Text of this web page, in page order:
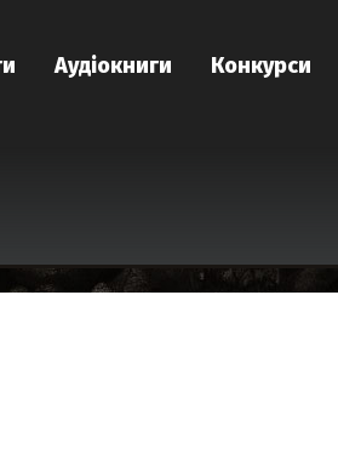
Аудіокниги Конкурси